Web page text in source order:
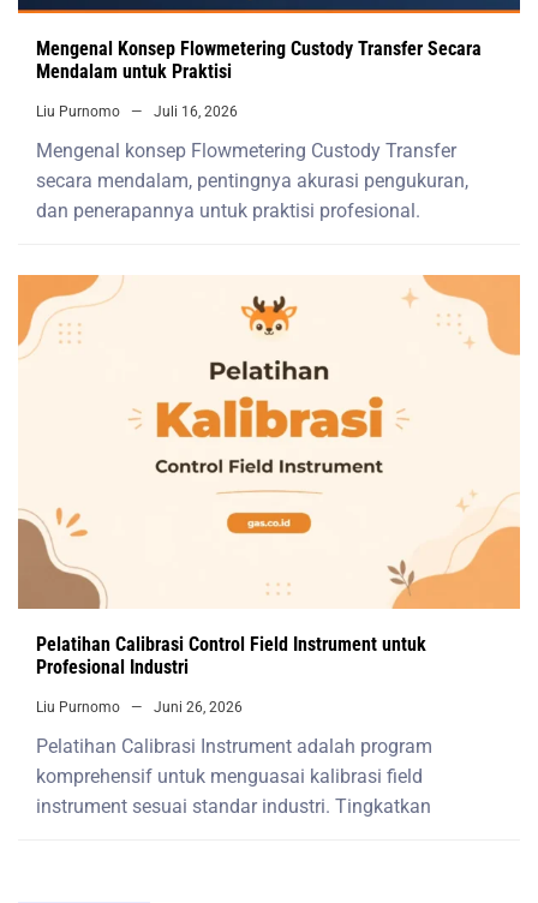
Mengenal Konsep Flowmetering Custody Transfer Secara
Mendalam untuk Praktisi
Liu Purnomo Juli 16, 2026
Mengenal konsep Flowmetering Custody Transfer
secara mendalam, pentingnya akurasi pengukuran,
dan penerapannya untuk praktisi profesional.
Pelatihan Calibrasi Control Field Instrument untuk
Profesional Industri
Liu Purnomo Juni 26, 2026
Pelatihan Calibrasi Instrument adalah program
komprehensif untuk menguasai kalibrasi field
instrument sesuai standar industri. Tingkatkan